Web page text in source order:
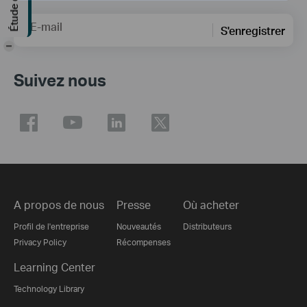
E-mail S'enregistrer
Suivez nous
A propos de nous
Profil de l'entreprise
Privacy Policy
Presse
Nouveautés
Récompenses
Où acheter
Distributeurs
Learning Center
Technology Library
-